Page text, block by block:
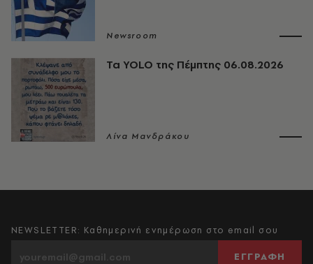
Newsroom
Τα YOLO της Πέμπτης 06.08.2026
Λίνα Μανδράκου
NEWSLETTER: Καθημερινή ενημέρωση στο email σου
ΕΓΓΡΑΦΗ